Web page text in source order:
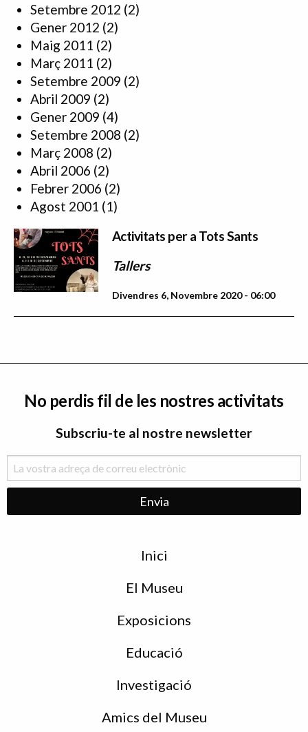
Setembre 2012 (2)
Gener 2012 (2)
Maig 2011 (2)
Març 2011 (2)
Setembre 2009 (2)
Abril 2009 (2)
Gener 2009 (4)
Setembre 2008 (2)
Març 2008 (2)
Abril 2006 (2)
Febrer 2006 (2)
Agost 2001 (1)
Activitats per a Tots Sants
Tallers
Divendres 6, Novembre 2020 - 06:00
No perdis fil de les nostres activitats
Subscriu-te al nostre newsletter
Inici
El Museu
Exposicions
Educació
Investigació
Amics del Museu